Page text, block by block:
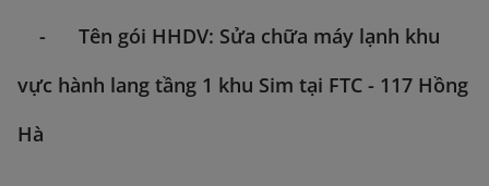
- Tên gói HHDV: Sửa chữa máy lạnh khu
vực hành lang tầng 1 khu Sim tại FTC - 117 Hồng
Hà